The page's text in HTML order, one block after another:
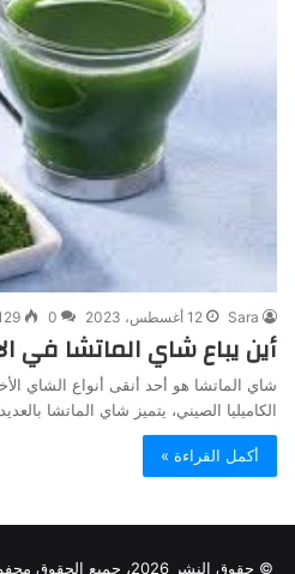
Sara 12 أغسطس، 2023 0
أين يباع شاي الماتشا في
شاي الماتشا هو أحد أنقى أنواع الشاي
الكاميليا الصيني، يتميز شاي الماتشا
أكمل القراءة »
© حقوق النشر 2026، جميع الحقوق محفوظة |